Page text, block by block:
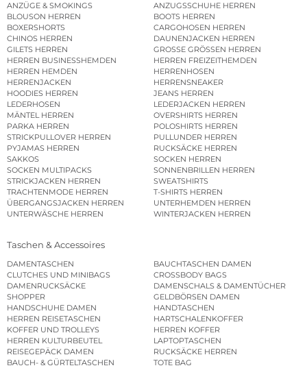
ANZÜGE & SMOKINGS
ANZUGSSCHUHE HERREN
BLOUSON HERREN
BOOTS HERREN
BOXERSHORTS
CARGOHOSEN HERREN
CHINOS HERREN
DAUNENJACKEN HERREN
GILETS HERREN
GROSSE GRÖSSEN HERREN
HERREN BUSINESSHEMDEN
HERREN FREIZEITHEMDEN
HERREN HEMDEN
HERRENHOSEN
HERRENJACKEN
HERRENSNEAKER
HOODIES HERREN
JEANS HERREN
LEDERHOSEN
LEDERJACKEN HERREN
MÄNTEL HERREN
OVERSHIRTS HERREN
PARKA HERREN
POLOSHIRTS HERREN
STRICKPULLOVER HERREN
PULLUNDER HERREN
PYJAMAS HERREN
RUCKSÄCKE HERREN
SAKKOS
SOCKEN HERREN
SOCKEN MULTIPACKS
SONNENBRILLEN HERREN
STRICKJACKEN HERREN
SWEATSHIRTS
TRACHTENMODE HERREN
T-SHIRTS HERREN
ÜBERGANGSJACKEN HERREN
UNTERHEMDEN HERREN
UNTERWÄSCHE HERREN
WINTERJACKEN HERREN
Taschen & Accessoires
DAMENTASCHEN
BAUCHTASCHEN DAMEN
CLUTCHES UND MINIBAGS
CROSSBODY BAGS
DAMENRUCKSÄCKE
DAMENSCHALS & DAMENTÜCHER
SHOPPER
GELDBÖRSEN DAMEN
HANDSCHUHE DAMEN
HANDTASCHEN
HERREN REISETASCHEN
HARTSCHALENKOFFER
KOFFER UND TROLLEYS
HERREN KOFFER
HERREN KULTURBEUTEL
LAPTOPTASCHEN
REISEGEPÄCK DAMEN
RUCKSÄCKE HERREN
BAUCH- & GÜRTELTASCHEN
TOTE BAG